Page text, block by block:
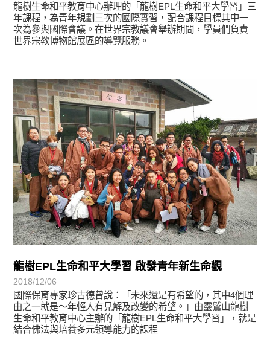
龍樹生命和平教育中心辦理的「龍樹EPL生命和平大學習」三
年課程，為青年規劃三次的國際實習，配合課程目標其中一
次為參與國際會議。在世界宗教議會舉辦期間，學員們負責
世界宗教博物館展區的導覽服務。
龍樹EPL生命和平大學習 啟發青年新生命觀
2018/12/06
國際保育專家珍古德曾說：「未來還是有希望的，其中4個理
由之一就是～年輕人有見解及改變的希望。」由靈鷲山龍樹
生命和平教育中心主辦的「龍樹EPL生命和平大學習」，就是
結合佛法與培養多元領導能力的課程